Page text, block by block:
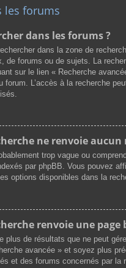
les forums
dans les forums ?
dans la zone de
de forums ou de sujets. La
sur le lien « Recherche
forum. L’accès à la recherche
ne renvoie aucun
trop vague ou
par phpBB. Vous pouvez
options disponibles dans la
renvoie une page
plus de résultats que ne peut
avancée » et soyez plus
et des forums concernés par la